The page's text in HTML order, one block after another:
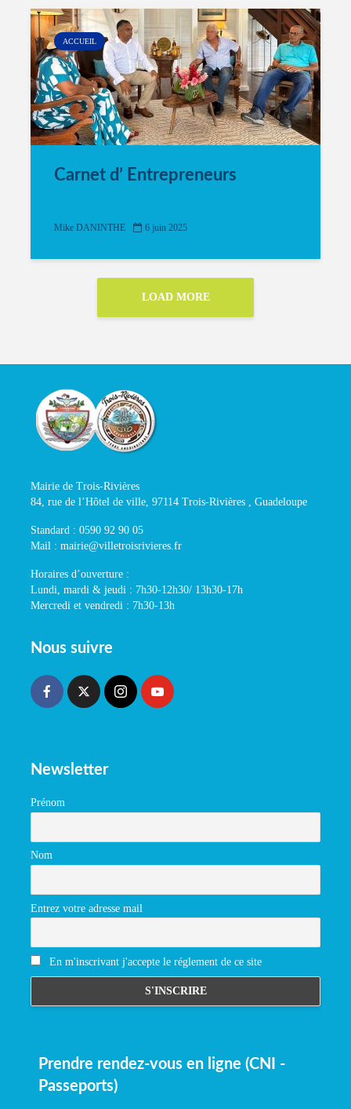
ACCUEIL
Carnet d’ Entrepreneurs
Mike DANINTHE 6 juin 2025
LOAD MORE
Mairie de Trois-Rivières
84, rue de l’Hôtel de ville, 97114 Trois-Rivières , Guadeloupe
Standard : 0590 92 90 05
Mail : mairie@villetroisrivieres.fr
Horaires d’ouverture :
Lundi, mardi & jeudi : 7h30-12h30/ 13h30-17h
Mercredi et vendredi : 7h30-13h
Nous suivre
Newsletter
Prénom
Nom
Entrez votre adresse mail
En m'inscrivant j'accepte le réglement de ce site
Prendre rendez-vous en ligne (CNI -
Passeports)